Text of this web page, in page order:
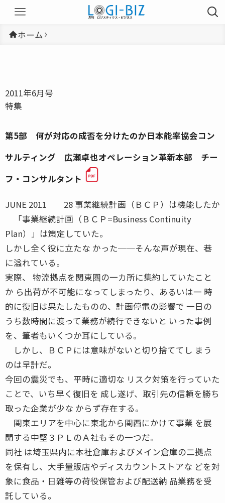
ホーム
2011年6月号
特集
第5部 何が対応の成否を分けたのか日本能率協会コン
サルティング 広瀬卓也オペレーション革新本部 チー
フ・コンサルタント
JUNE 2011 28 事業継続計画（ＢＣＰ）は機能したか
「事業継続計画（ＢＣＰ=Business Continuity
Plan）」は策定していた。
しかし全く役に立たな かった──そんな声が現在、巷
に溢れている。
実際、 物流拠点を関東圏の一カ所に集約していたこと
か ら出荷が不可能になってしまったり、あるいは一 時
的に復旧は果たしたものの、計画停電の影響で 一日の
うち数時間に渡って業務が続行できないと いった事例
を、筆者もいくつか耳にしている。
しかし、ＢＣＰには意味がないと切り捨ててし まう
のは早計だ。
今回の震災でも、平時に適切な リスク対策を行っていた
ことで、いち早く復旧を 成し遂げ、取引先の信頼を勝ち
取った企業が少な からず存在する。
関東エリアを中心に東北から関西にかけて事業 を展
開する中堅３ＰＬのＡ社もその一つだ。
同社 は埼玉県内に本社倉庫およびメイン倉庫の二拠点
を保有し、大手量販店やディスカウントストアな どを対
象に食品・日雑等の荷役保管および配送納 品業務を受
託している。